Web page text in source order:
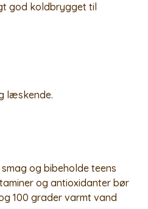
god koldbrygget til
læskende.
og bibeholde teens
og antioxidanter bør
100 grader varmt vand